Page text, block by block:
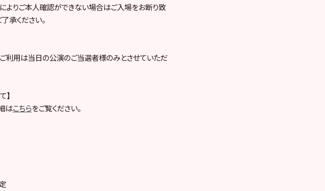
よりご本人確認ができない場合はご入場をお断り致
承ください。
利用は当日の公演のご当選者様のみとさせていただ
】
はこちらをご覧ください。